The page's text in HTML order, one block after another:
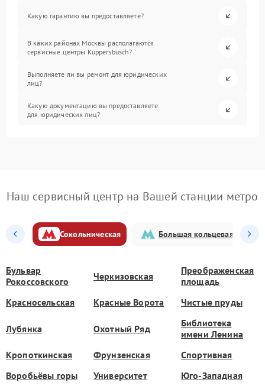
Какую гарантию вы предоставляете?
В каких районах Москвы располагаются
сервисные центры Kuppersbusch?
Выполняете ли вы ремонт для юридических
лиц?
Какую документацию вы предоставляете
для юридических лиц?
Наш сервисный центр на Вашей станции метро
Сокольническая Большая кольцевая
Бульвар
Рокоссовского
Черкизовская
Преображенская
площадь
Красносельская
Красные Ворота Чистые пруды
Лубянка Охотный Ряд
Библиотека
имени Ленина
Кропоткинская
Фрунзенская
Спортивная
Воробьёвы горы
Университет Юго-Западная